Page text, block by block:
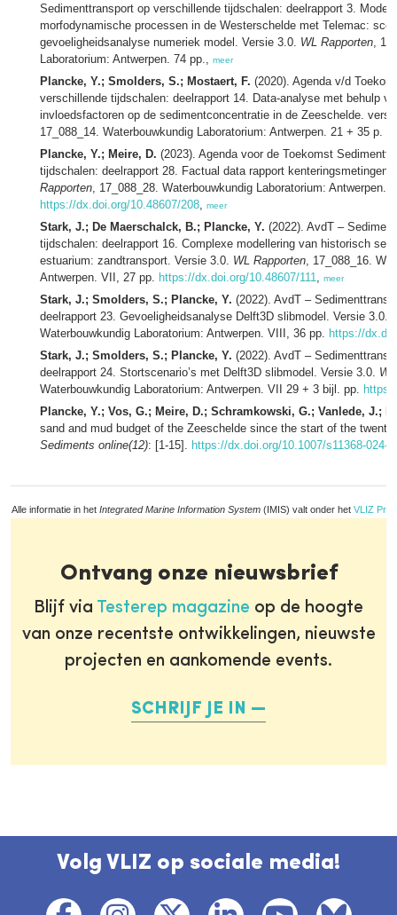
Sedimenttransport op verschillende tijdschalen: deelrapport 3.
morfodynamische processen in de Westerschelde met Telemac:
gevoeligheidsanalyse numeriek model. Versie 3.0. WL Rapporten,
Laboratorium: Antwerpen. 74 pp., meer
Plancke, Y.; Smolders, S.; Mostaert, F. (2020). Agenda v/d
verschillende tijdschalen: deelrapport 14. Data-analyse met behulp
invloedsfactoren op de sedimentconcentratie in de Zeeschelde.
17_088_14. Waterbouwkundig Laboratorium: Antwerpen. 21 + 35 p.
Plancke, Y.; Meire, D. (2023). Agenda voor de Toekomst
tijdschalen: deelrapport 28. Factual data rapport kenteringsmetingen
Rapporten, 17_088_28. Waterbouwkundig Laboratorium: Antwerpen.
https://dx.doi.org/10.48607/208, meer
Stark, J.; De Maerschalck, B.; Plancke, Y. (2022). AvdT –
tijdschalen: deelrapport 16. Complexe modellering van historisch
estuarium: zandtransport. Versie 3.0. WL Rapporten, 17_088_16.
Antwerpen. VII, 27 pp. https://dx.doi.org/10.48607/111, meer
Stark, J.; Smolders, S.; Plancke, Y. (2022). AvdT –
deelrapport 23. Gevoeligheidsanalyse Delft3D slibmodel. Versie 3.0.
Waterbouwkundig Laboratorium: Antwerpen. VIII, 36 pp. https://
Stark, J.; Smolders, S.; Plancke, Y. (2022). AvdT –
deelrapport 24. Stortscenario’s met Delft3D slibmodel. Versie 3.0.
Waterbouwkundig Laboratorium: Antwerpen. VII 29 + 3 bijl. pp.
Plancke, Y.; Vos, G.; Meire, D.; Schramkowski, G.; Vanlede, J.;
sand and mud budget of the Zeeschelde since the start of the
Sediments online(12): [1-15]. https://dx.doi.org/10.1007/s11368-024-
Alle informatie in het Integrated Marine Information System (IMIS) valt onder het VLIZ
Ontvang onze nieuwsbrief
Blijf via Testerep magazine op de hoogte
van onze recentste ontwikkelingen, nieuwste
projecten en aankomende events.
SCHRIJF JE IN
Volg VLIZ op sociale media!